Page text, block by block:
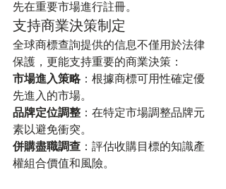
先在重要市場進行註冊。
支持商業決策制定
全球商標查詢提供的信息不僅用於法律
保護，更能支持重要的商業決策：
市場進入策略：根據商標可用性確定優
先進入的市場。
品牌定位調整 ：在特定市場調整品牌元
素以避免衝突。
併購盡職調查 ：評估收購目標的知識產
權組合價值和風險。